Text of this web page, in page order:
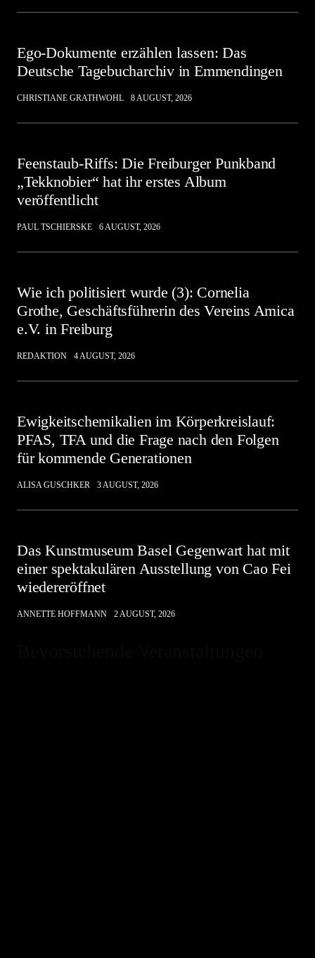
Ego-Dokumente erzählen lassen: Das
Deutsche Tagebucharchiv in Emmendingen
CHRISTIANE GRATHWOHL 8 AUGUST, 2026
Feenstaub-Riffs: Die Freiburger Punkband
„Tekknobier“ hat ihr erstes Album
veröffentlicht
PAUL TSCHIERSKE 6 AUGUST, 2026
Wie ich politisiert wurde (3): Cornelia
Grothe, Geschäftsführerin des Vereins Amica
e.V. in Freiburg
REDAKTION 4 AUGUST, 2026
Ewigkeitschemikalien im Körperkreislauf:
PFAS, TFA und die Frage nach den Folgen
für kommende Generationen
ALISA GUSCHKER 3 AUGUST, 2026
Das Kunstmuseum Basel Gegenwart hat mit
einer spektakulären Ausstellung von Cao Fei
wiedereröffnet
ANNETTE HOFFMANN 2 AUGUST, 2026